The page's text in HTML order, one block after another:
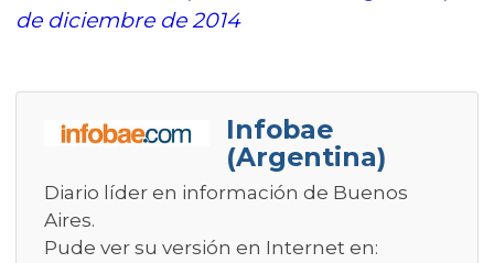
de diciembre de 2014
Infobae
(Argentina)
Diario líder en información de Buenos
Aires.
Pude ver su versión en Internet en: